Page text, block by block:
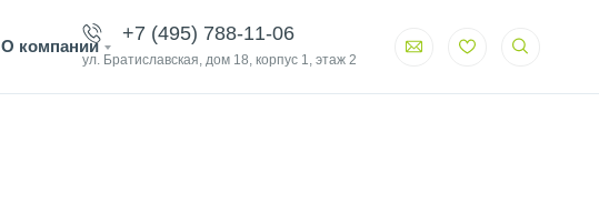
О компании
+7 (495) 788-11-06
ул. Братиславская, дом 18, корпус 1, этаж 2